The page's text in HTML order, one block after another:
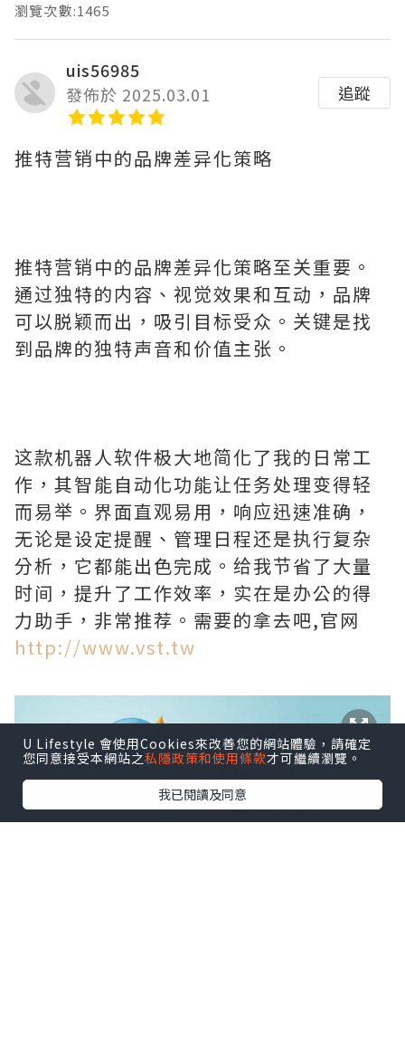
瀏覽次數:1465
uis56985
發佈於 2025.03.01
追蹤
推特营销中的品牌差异化策略
推特营销中的品牌差异化策略至关重要。
通过独特的内容、视觉效果和互动，品牌
可以脱颖而出，吸引目标受众。关键是找
到品牌的独特声音和价值主张。
这款机器人软件极大地简化了我的日常工
作，其智能自动化功能让任务处理变得轻
而易举。界面直观易用，响应迅速准确，
无论是设定提醒、管理日程还是执行复杂
分析，它都能出色完成。给我节省了大量
时间，提升了工作效率，实在是办公的得
力助手，非常推荐。需要的拿去吧,官网
http://www.vst.tw
U Lifestyle 會使用Cookies來改善您的網站體驗，請確定
您同意接受本網站之私隱政策和使用條款才可繼續瀏覽。
我已閱讀及同意